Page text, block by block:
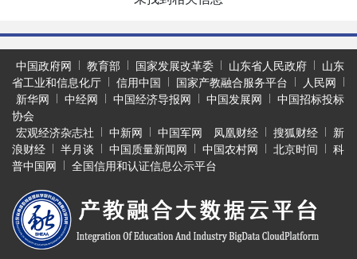
中国政府网 教育部 国家发展改革委 山东省人民政府
山东
省工业和信息化厅
信用中国 国家产教融合服务平台
人民网
新华网
中经网 中国经济导报网 中国发展网
中国招标投标
协会
宏观经济杂志社
中新网 中国军网 凤凰财经 搜狐财经
新
浪财经
半月谈 中国质量新闻网 中国农村网 北京时间
科
普中国网
全国信用和认证信息公示平台